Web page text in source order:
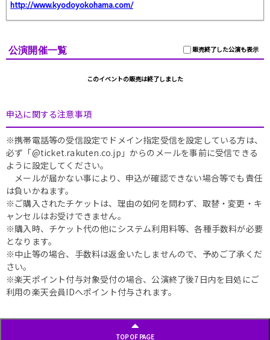
http://www.kyodoyokohama.com/
販売終了した公演も表示
公演開催一覧
このイベントの販売は終了しました
申込に関する注意事項
※携帯電話等の受信設定でドメイン指定受信を設定している方は、
必ず「@ticket.rakuten.co.jp」からのメールを事前に受信できる
ように設定してください。
メールが届かない事により、申込が確認できない場合等でも責任
は負いかねます。
※ご購入されたチケットは、理由の如何を問わず、取替・変更・キ
ャンセルはお受けできません。
※購入時、チケット代の他にシステム利用料等、各種手数料が必要
となります。
※中止等の場合、手数料は返金いたしませんので、予めご了承くだ
さい。
※楽天ポイント付与対象受付の場合、公演終了後7日内を目処にご
利用の楽天会員IDへポイント付与されます。
TOP OF PAGE